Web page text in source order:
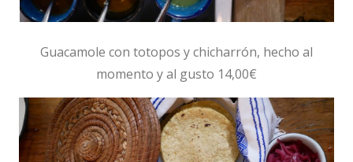
Guacamole con totopos y chicharrón, hecho al
momento y al gusto 14,00€